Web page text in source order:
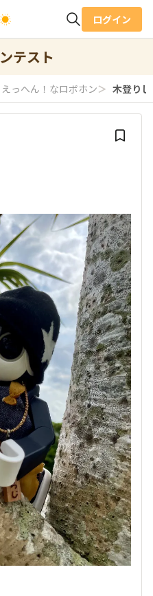
検索
ログイン
テスト
えっへん！なロボホン＞ 木登り